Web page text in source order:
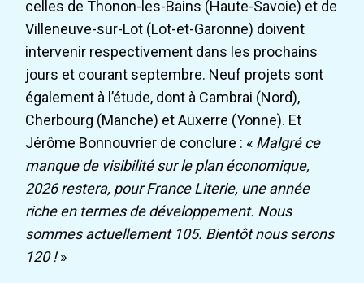
celles de Thonon-les-Bains (Haute-Savoie) et de
Villeneuve-sur-Lot (Lot-et-Garonne) doivent
intervenir respectivement dans les prochains
jours et courant septembre. Neuf projets sont
également à l’étude, dont à Cambrai (Nord),
Cherbourg (Manche) et Auxerre (Yonne). Et
Jérôme Bonnouvrier de conclure : « Malgré ce
manque de visibilité sur le plan économique,
2026 restera, pour France Literie, une année
riche en termes de développement. Nous
sommes actuellement 105. Bientôt nous serons
120 !»